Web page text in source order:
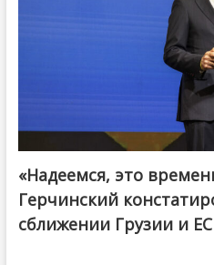
«Надеемся, это
Герчинский
сближении Грузии и ЕС